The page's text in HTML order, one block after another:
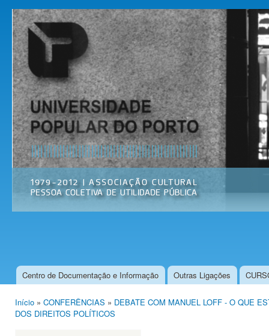
Universidade
Popular do
Porto
Associação
Cultural
Menu principal
Centro de Documentação e Informação Outras Ligações
Está aqui
Início » CONFERÊNCIAS » DEBATE COM MANUEL LOFF - O QUE
DOS DIREITOS POLÍTICOS